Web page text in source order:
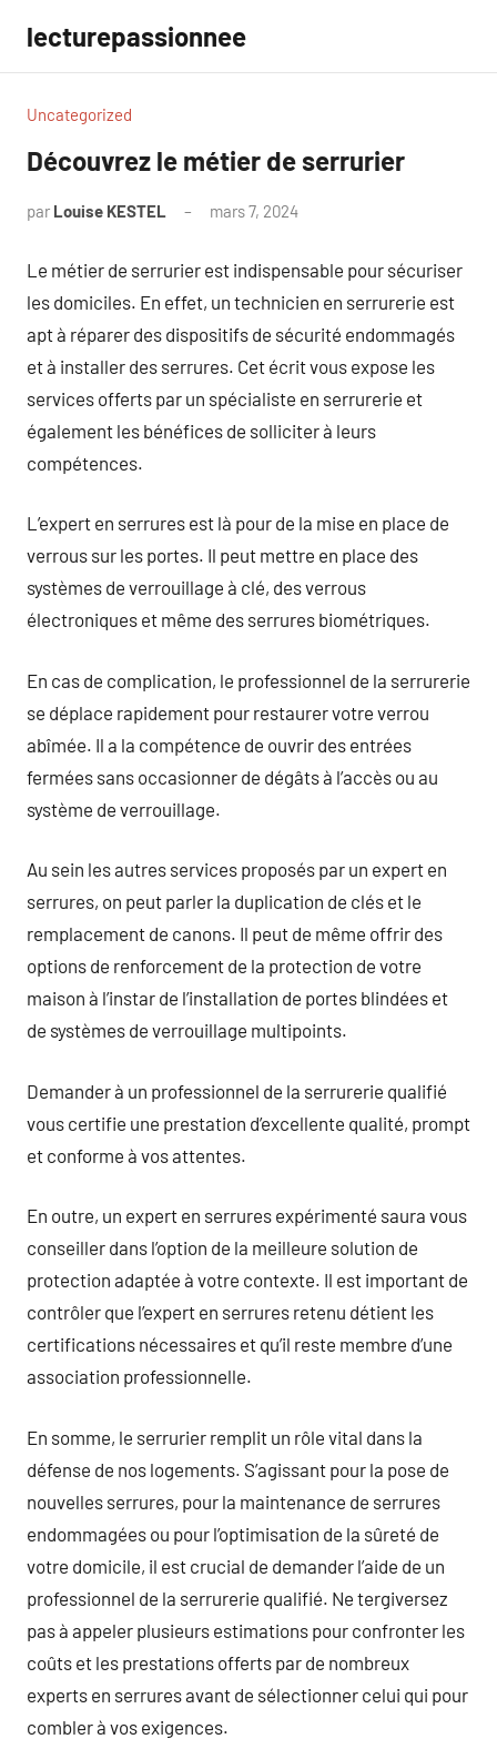
contenu
lecturepassionnee
Uncategorized
Découvrez le métier de serrurier
par Louise KESTEL mars 7, 2024
Le métier de serrurier est indispensable pour sécuriser
les domiciles. En effet, un technicien en serrurerie est
apt à réparer des dispositifs de sécurité endommagés
et à installer des serrures. Cet écrit vous expose les
services offerts par un spécialiste en serrurerie et
également les bénéfices de solliciter à leurs
compétences.
L’expert en serrures est là pour de la mise en place de
verrous sur les portes. Il peut mettre en place des
systèmes de verrouillage à clé, des verrous
électroniques et même des serrures biométriques.
En cas de complication, le professionnel de la serrurerie
se déplace rapidement pour restaurer votre verrou
abîmée. Il a la compétence de ouvrir des entrées
fermées sans occasionner de dégâts à l’accès ou au
système de verrouillage.
Au sein les autres services proposés par un expert en
serrures, on peut parler la duplication de clés et le
remplacement de canons. Il peut de même offrir des
options de renforcement de la protection de votre
maison à l’instar de l’installation de portes blindées et
de systèmes de verrouillage multipoints.
Demander à un professionnel de la serrurerie qualifié
vous certifie une prestation d’excellente qualité, prompt
et conforme à vos attentes.
En outre, un expert en serrures expérimenté saura vous
conseiller dans l’option de la meilleure solution de
protection adaptée à votre contexte. Il est important de
contrôler que l’expert en serrures retenu détient les
certifications nécessaires et qu’il reste membre d’une
association professionnelle.
En somme, le serrurier remplit un rôle vital dans la
défense de nos logements. S’agissant pour la pose de
nouvelles serrures, pour la maintenance de serrures
endommagées ou pour l’optimisation de la sûreté de
votre domicile, il est crucial de demander l’aide de un
professionnel de la serrurerie qualifié. Ne tergiversez
pas à appeler plusieurs estimations pour confronter les
coûts et les prestations offerts par de nombreux
experts en serrures avant de sélectionner celui qui pour
combler à vos exigences.